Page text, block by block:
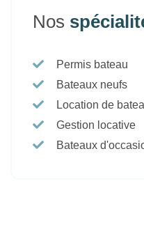
Nos
Permis bateau
Bateaux neufs
Location de
Gestion locative
Bateaux